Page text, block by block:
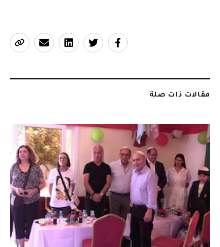
مقالات ذات صلة